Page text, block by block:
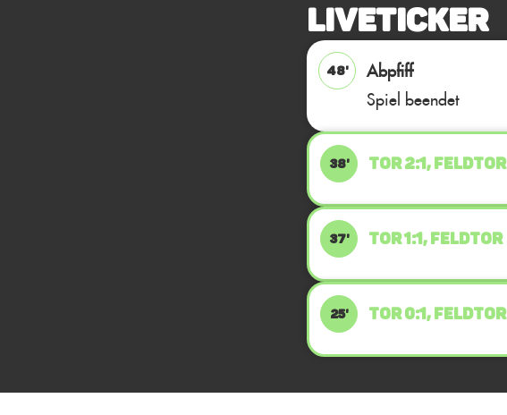
Liveticker
48'
Abpfiff
Spiel beendet
38' TOR 2:1, FELDTOR
37' TOR 1:1, FELDTOR
25' TOR 0:1, FELDTOR